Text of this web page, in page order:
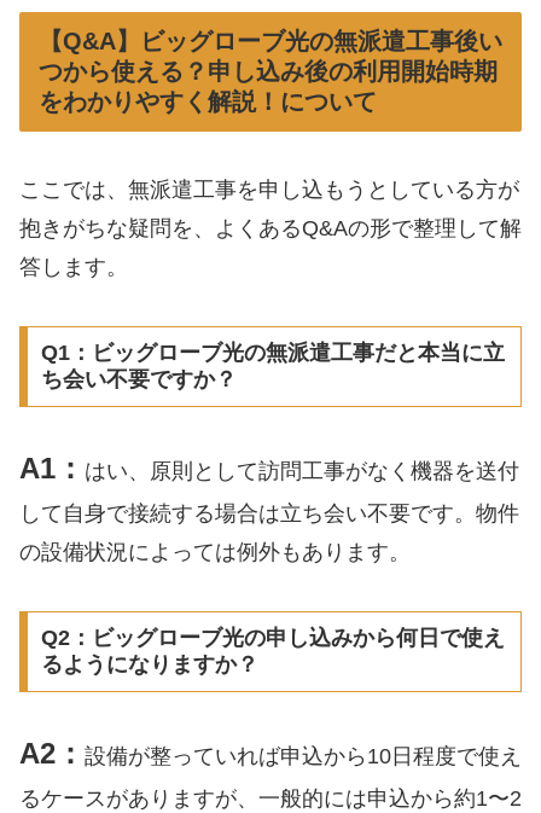
【Q&A】ビッグローブ光の無派遣工事後い
つから使える？申し込み後の利用開始時期
をわかりやすく解説！について
ここでは、無派遣工事を申し込もうとしている方が
抱きがちな疑問を、よくあるQ&Aの形で整理して解
答します。
Q1：ビッグローブ光の無派遣工事だと本当に立
ち会い不要ですか？
A1： はい、原則として訪問工事がなく機器を送付
して自身で接続する場合は立ち会い不要です。物件
の設備状況によっては例外もあります。
Q2：ビッグローブ光の申し込みから何日で使え
るようになりますか？
A2： 設備が整っていれば申込から10日程度で使え
るケースがありますが、一般的には申込から約1〜2